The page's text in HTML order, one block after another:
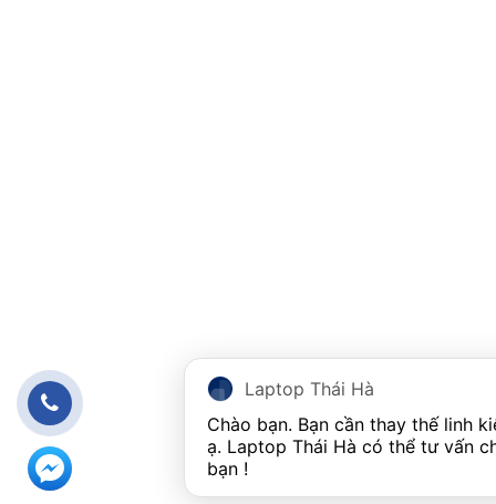
Laptop Thái Hà
Chào bạn. Bạn cần thay thế linh
ạ. Laptop Thái Hà có thể tư vấn
bạn !